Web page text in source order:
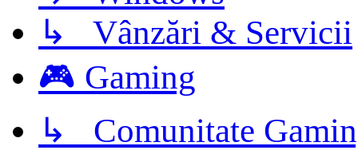
↳ Vânzări & Servicii
🎮 Gaming
↳ Comunitate